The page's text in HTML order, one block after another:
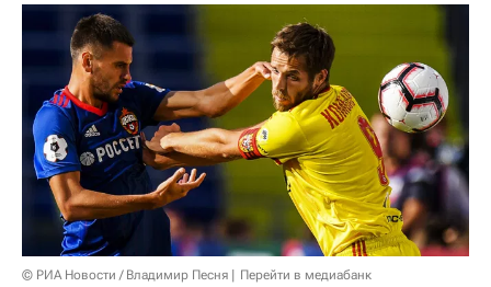
© РИА Новости / Владимир Песня Перейти в медиабанк